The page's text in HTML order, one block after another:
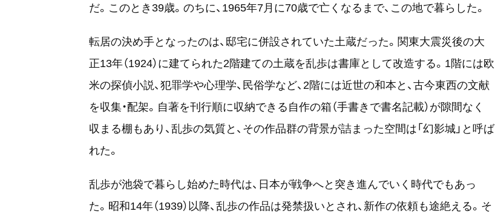
だ。このとき39歳。のちに、1965年7月に70歳で亡くなるまで、この地で暮らした。
転居の決め手となったのは、邸宅に併設されていた土蔵だった。関東大震災後の大
正13年（1924）に建てられた2階建ての土蔵を乱歩は書庫として改造する。1階には欧
米の探偵小説、犯罪学や心理学、民俗学など、2階には近世の和本と、古今東西の文献
を収集・配架。自著を刊行順に収納できる自作の箱（手書きで書名記載）が隙間なく
収まる棚もあり、乱歩の気質と、その作品群の背景が詰まった空間は「幻影城」と呼ば
れた。
乱歩が池袋で暮らし始めた時代は、日本が戦争へと突き進んでいく時代でもあっ
た。昭和14年（1939）以降、乱歩の作品は発禁扱いとされ、新作の依頼も途絶える。そ